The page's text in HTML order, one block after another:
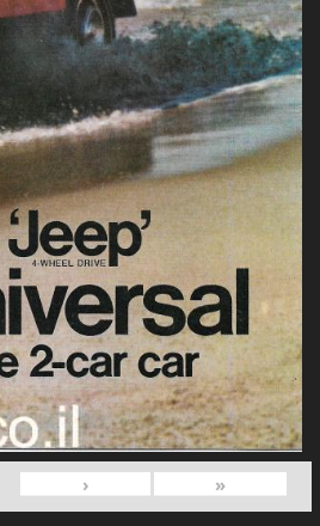
«
‹